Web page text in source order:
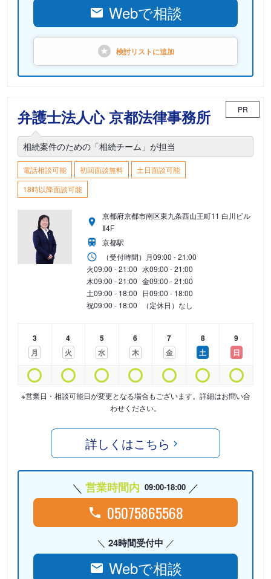
Webで相談
検討リストに追加
弁護士法人心 京都法律事務所 PR
相続案件のための「相続チーム」が担当
電話相談可能 初回面談無料
土日面談可能
18時以降面談可能
京都府京都市南区東九条西山王町11 白川ビル
Ⅱ4F
京都駅
（受付時間） 月09:00 - 21:00
火09:00 - 21:00 水09:00 - 21:00
木09:00 - 21:00 金09:00 - 21:00
土09:00 - 18:00 日09:00 - 18:00
祝09:00 - 18:00 （定休日）なし
3
月
4
火
5
水
6
木
7
金
8
土
9
日
※営業日・相談可能日が変更となる場合もございます。詳細はお問い合
わせください。
詳しくはこちら
営業時間内 09:00-18:00
05075865568
24時間受付中
Webで相談